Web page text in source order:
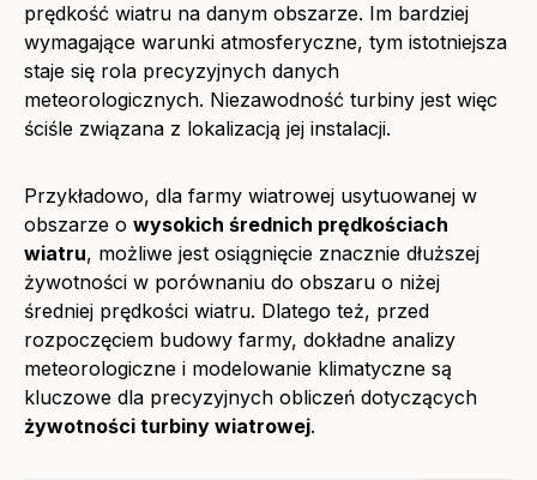
prędkość wiatru na danym obszarze. Im bardziej
wymagające warunki atmosferyczne, tym istotniejsza
staje się rola precyzyjnych danych
meteorologicznych. Niezawodność turbiny jest więc
ściśle związana z lokalizacją jej instalacji.
Przykładowo, dla farmy wiatrowej usytuowanej w
obszarze o wysokich średnich prędkościach
wiatru, możliwe jest osiągnięcie znacznie dłuższej
żywotności w porównaniu do obszaru o niżej
średniej prędkości wiatru. Dlatego też, przed
rozpoczęciem budowy farmy, dokładne analizy
meteorologiczne i modelowanie klimatyczne są
kluczowe dla precyzyjnych obliczeń dotyczących
żywotności turbiny wiatrowej.